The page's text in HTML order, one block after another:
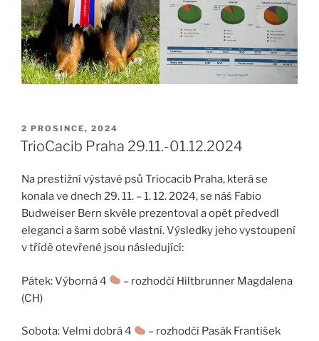
PUBLIKOVÁNO
2 PROSINCE, 2024
TrioCacib Praha 29.11.-01.12.2024
Na prestižní výstavě psů Triocacib Praha, která se
konala ve dnech 29. 11. – 1. 12. 2024, se náš Fabio
Budweiser Bern skvěle prezentoval a opět předvedl
eleganci a šarm sobě vlastní. Výsledky jeho vystoupení
v třídě otevřené jsou následující:
Pátek: Výborná 4
– rozhodčí Hiltbrunner Magdalena
(CH)
Sobota: Velmi dobrá 4
– rozhodčí Pasák František